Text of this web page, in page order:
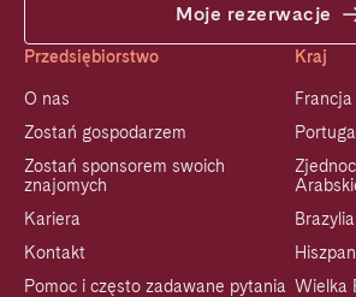
Moje rezerwacje
Przedsiębiorstwo
O nas
Zostań gospodarzem
Zostań sponsorem swoich
znajomych
Kariera
Kontakt
Pomoc i często zadawane pytania
Kraj
Francja
Brazylia
Wielka